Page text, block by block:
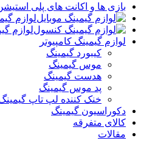
بازی ها و اکانت های پلی
لوازم
لوازم
لوازم گیمینگ کامپیوتر
کیبورد گیمینگ
موس گیمینگ
هدست گیمینگ
پد موس گیمینگ
خنک کننده لپ تاپ
دکوراسیون گیمینگ
کالای متفرقه
مقالات